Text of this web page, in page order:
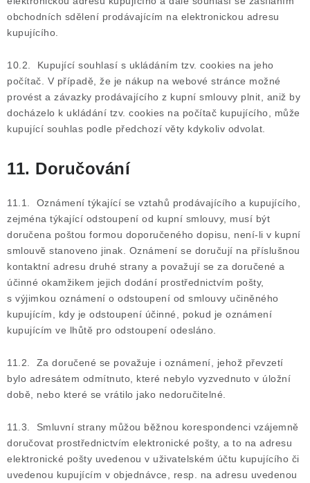
obchodních sdělení prodávajícím na elektronickou adresu
kupujícího.
10.2. Kupující souhlasí s ukládáním tzv. cookies na jeho
počítač. V případě, že je nákup na webové stránce možné
provést a závazky prodávajícího z kupní smlouvy plnit, aniž by
docházelo k ukládání tzv. cookies na počítač kupujícího, může
kupující souhlas podle předchozí věty kdykoliv odvolat.
11. Doručování
11.1. Oznámení týkající se vztahů prodávajícího a kupujícího,
zejména týkající odstoupení od kupní smlouvy, musí být
doručena poštou formou doporučeného dopisu, není-li v kupní
smlouvě stanoveno jinak. Oznámení se doručují na příslušnou
kontaktní adresu druhé strany a považují se za doručené a
účinné okamžikem jejich dodání prostřednictvím pošty,
s výjimkou oznámení o odstoupení od smlouvy učiněného
kupujícím, kdy je odstoupení účinné, pokud je oznámení
kupujícím ve lhůtě pro odstoupení odesláno.
11.2. Za doručené se považuje i oznámení, jehož převzetí
bylo adresátem odmítnuto, které nebylo vyzvednuto v úložní
době, nebo které se vrátilo jako nedoručitelné.
11.3. Smluvní strany můžou běžnou korespondenci vzájemně
doručovat prostřednictvím elektronické pošty, a to na adresu
elektronické pošty uvedenou v uživatelském účtu kupujícího či
uvedenou kupujícím v objednávce, resp. na adresu uvedenou